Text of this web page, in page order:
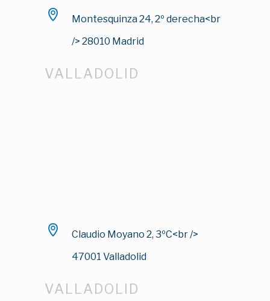
Montesquinza 24, 2º derecha<br
/> 28010 Madrid
VALLADOLID
Claudio Moyano 2, 3ºC<br />
47001 Valladolid
VALLADOLID